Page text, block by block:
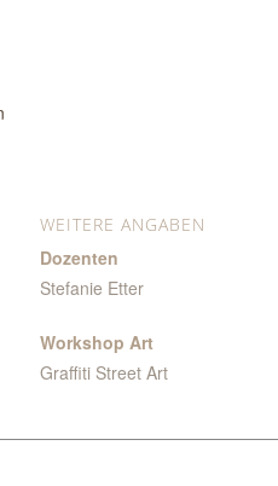
WEITERE ANGABEN
Dozenten
Stefanie Etter
Workshop Art
Graffiti Street Art